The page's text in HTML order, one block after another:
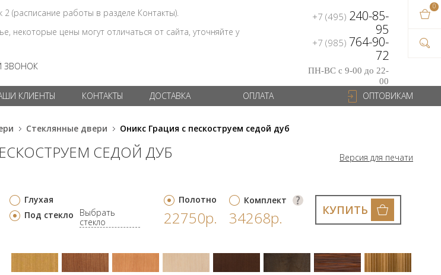
2 (расписание работы в разделе Контакты).
некоторые цены могут отличаться от сайта, уточняйте у
ЗВОНОК
+7 (495) 240-85-
95
+7 (985) 764-90-
72
ПН-ВС с 9-00 до 22-
00
КЛИЕНТЫ КОНТАКТЫ ДОСТАВКА ОПЛАТА ОПТОВИКАМ
Стеклянные двери Оникс Грация с пескоструем седой дуб
Версия для печати
СЕДОЙ ДУБ
Глухая
Под стекло
Выбрать
стекло
КУПИТЬ
Полотно
22750р.
Комплект
34268р.
0
В
на